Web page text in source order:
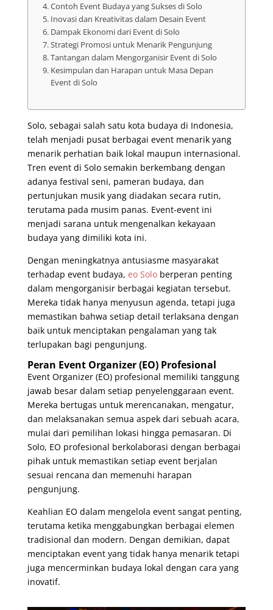
Contoh Event Budaya yang Sukses di Solo
Inovasi dan Kreativitas dalam Desain Event
Dampak Ekonomi dari Event di Solo
Strategi Promosi untuk Menarik Pengunjung
Tantangan dalam Mengorganisir Event di Solo
Kesimpulan dan Harapan untuk Masa Depan
Event di Solo
Solo, sebagai salah satu kota budaya di Indonesia,
telah menjadi pusat berbagai event menarik yang
menarik perhatian baik lokal maupun internasional.
Tren event di Solo semakin berkembang dengan
adanya festival seni, pameran budaya, dan
pertunjukan musik yang diadakan secara rutin,
terutama pada musim panas. Event-event ini
menjadi sarana untuk mengenalkan kekayaan
budaya yang dimiliki kota ini.
Dengan meningkatnya antusiasme masyarakat
terhadap event budaya, eo Soloberperan penting
dalam mengorganisir berbagai kegiatan tersebut.
Mereka tidak hanya menyusun agenda, tetapi juga
memastikan bahwa setiap detail terlaksana dengan
baik untuk menciptakan pengalaman yang tak
terlupakan bagi pengunjung.
Peran Event Organizer (EO) Profesional
Event Organizer (EO) profesional memiliki tanggung
jawab besar dalam setiap penyelenggaraan event.
Mereka bertugas untuk merencanakan, mengatur,
dan melaksanakan semua aspek dari sebuah acara,
mulai dari pemilihan lokasi hingga pemasaran. Di
Solo, EO profesional berkolaborasi dengan berbagai
pihak untuk memastikan setiap event berjalan
sesuai rencana dan memenuhi harapan
pengunjung.
Keahlian EO dalam mengelola event sangat penting,
terutama ketika menggabungkan berbagai elemen
tradisional dan modern. Dengan demikian, dapat
menciptakan event yang tidak hanya menarik tetapi
juga mencerminkan budaya lokal dengan cara yang
inovatif.